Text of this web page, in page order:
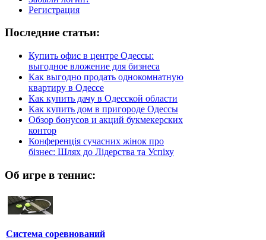
Регистрация
Последние статьи:
Купить офис в центре Одессы:
выгодное вложение для бизнеса
Как выгодно продать однокомнатную
квартиру в Одессе
Как купить дачу в Одесской области
Как купить дом в пригороде Одессы
Обзор бонусов и акций букмекерских
контор
Конференція сучасних жінок про
бізнес: Шлях до Лідерства та Успіху
Об игре в теннис:
Система соревнований